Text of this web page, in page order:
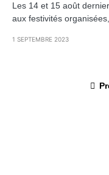
Les 14 et 15 août
aux festivités
1 SEPTEMBRE 2023